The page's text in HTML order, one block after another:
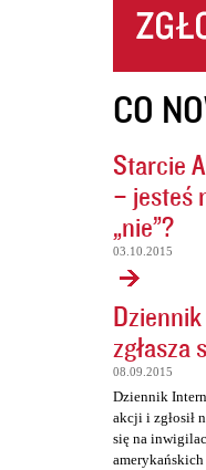
CO
Starcie
– jesteś
„nie”?
03.10.2015
zgłasza
08.09.2015
Dziennik
akcji i zgłosił
się na
amerykańskich